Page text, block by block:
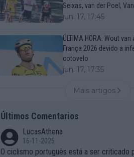
Seixas, van der Poel,
jun. 17, 17:45
ÚLTIMA HORA: Wout
França 2026 devido a
cotovelo
jun. 17, 17:35
Mais artigos
Últimos Comentarios
LucasAthena
16-11-2025
O ciclismo português está a ser criticado